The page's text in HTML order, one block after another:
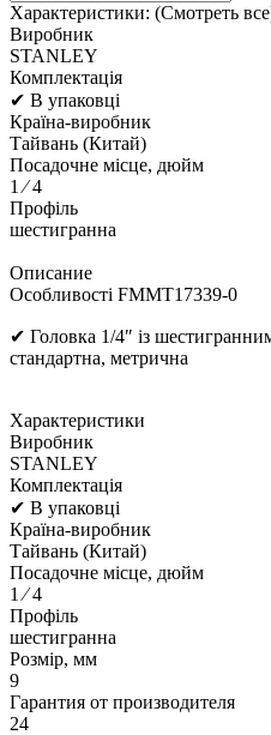
Характеристики: (Смотреть
Виробник
STANLEY
Комплектація
✔ В упаковці
Країна-виробник
Тайвань (Китай)
Посадочне місце, дюйм
1 ⁄ 4
Профіль
шестигранна
Описание
Особливості FMMT17339-0
✔ Головка 1/4″ із
стандартна, метрична
Характеристики
Виробник
STANLEY
Комплектація
✔ В упаковці
Країна-виробник
Тайвань (Китай)
Посадочне місце, дюйм
1 ⁄ 4
Профіль
шестигранна
Розмір, мм
9
Гарантия от производителя
24